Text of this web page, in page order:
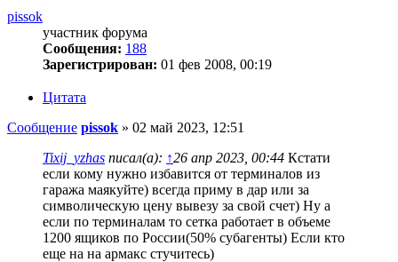
pissok
участник форума
Сообщения: 188
Зарегистрирован: 01 фев 2008, 00:19
Цитата
Сообщение pissok » 02 май 2023, 12:51
Tixij_yzhas писал(а): ↑26 апр 2023, 00:44 Кстати
если кому нужно избавится от терминалов из
гаража маякуйте) всегда приму в дар или за
символическую цену вывезу за свой счет) Ну а
если по терминалам то сетка работает в объеме
1200 ящиков по России(50% субагенты) Если кто
еще на на армакс стучитесь)